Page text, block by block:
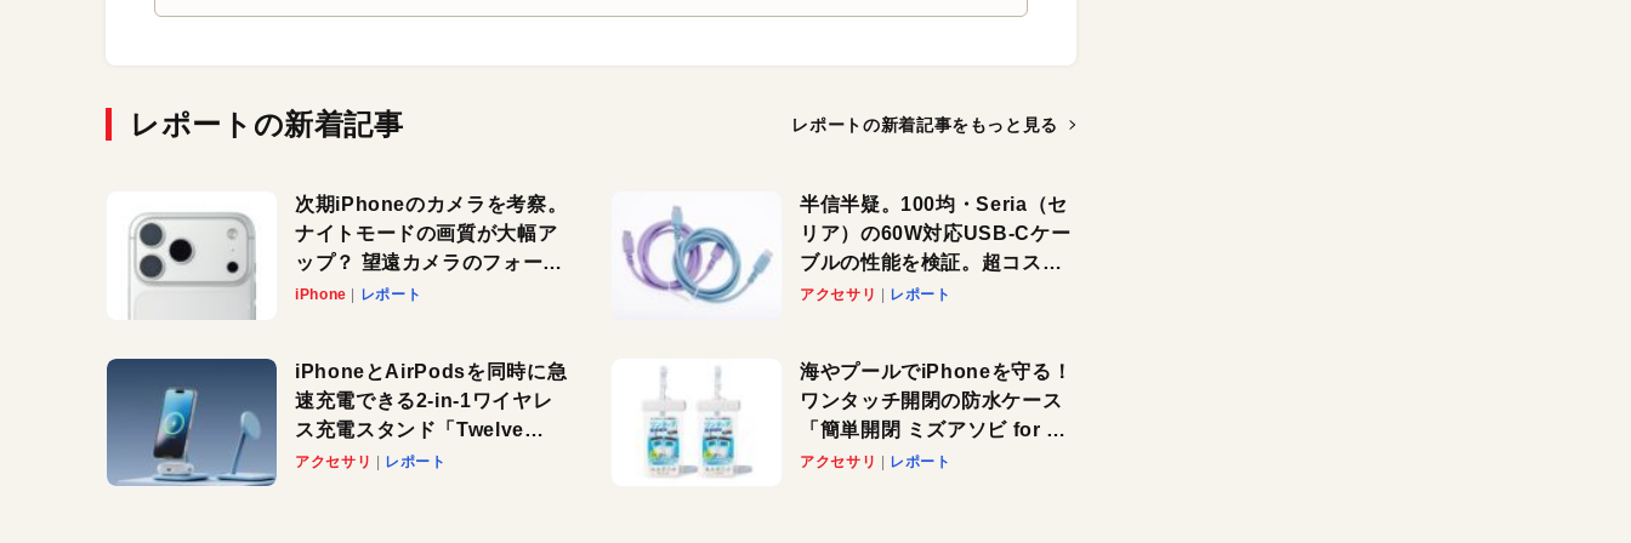
レポートの新着記事 レポートの新着記事をもっと見る
次期iPhoneのカメラを考察。
ナイトモードの画質が大幅ア
ップ？ 望遠カメラのフォーカ
スがさらにシャープに？
iPhone レポート
半信半疑。100均・Seria（セ
リア）の60W対応USB-Cケー
ブルの性能を検証。超コスパ
の1本を発見か？
アクセサリ レポート
iPhoneとAirPodsを同時に急
速充電できる2-in-1ワイヤレ
ス充電スタンド「Twelve
South HiRise 2 Deluxe」が
アクセサリ レポート
海やプールでiPhoneを守る！
ワンタッチ開閉の防水ケース
「簡単開閉 ミズアソビ for ス
マホ」で夏のレジャーを満喫
アクセサリ レポート